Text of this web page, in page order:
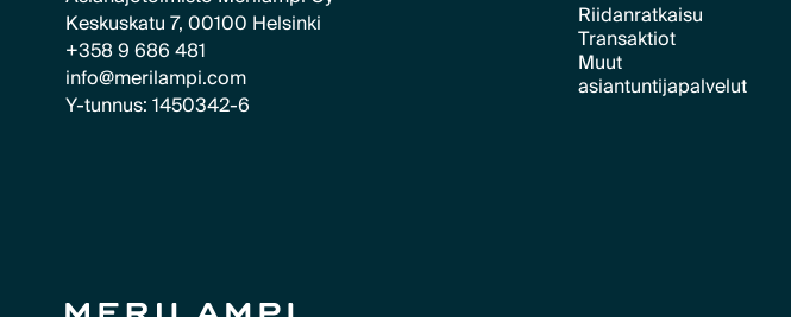
Keskuskatu 7, 00100 Helsinki
+358 9 686 481
info@merilampi.com
Y-tunnus: 1450342-6
Riidanratkaisu
Text Link
Transaktiot
Text Link
Muut
asiantuntijapalvelut